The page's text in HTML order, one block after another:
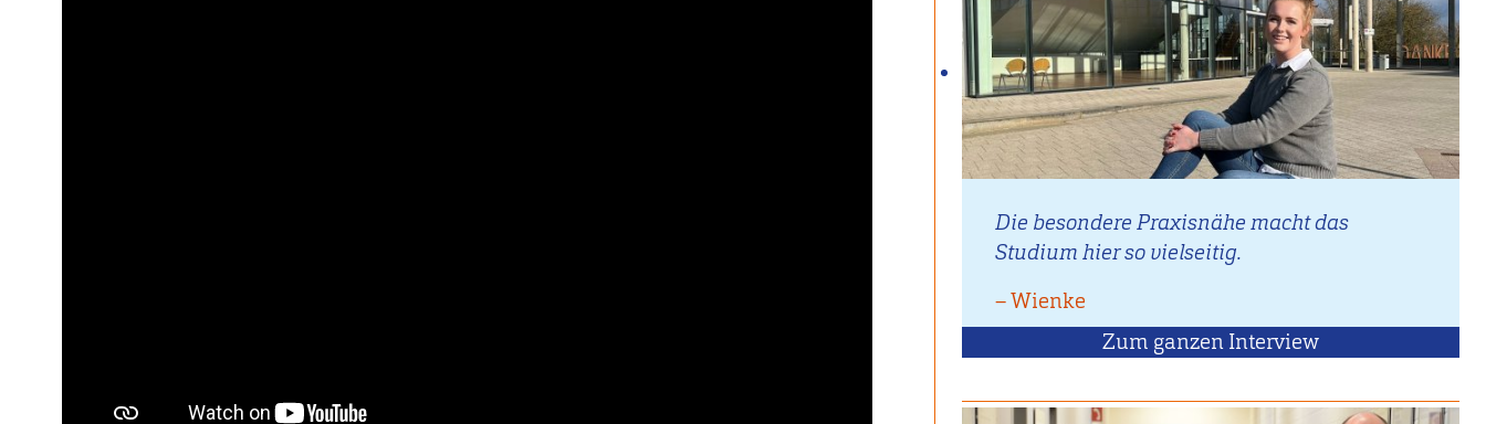
Die besondere Praxisnähe macht das
Studium hier so vielseitig.
–Zitat
von
Wienke
Zum ganzen Interviewmit